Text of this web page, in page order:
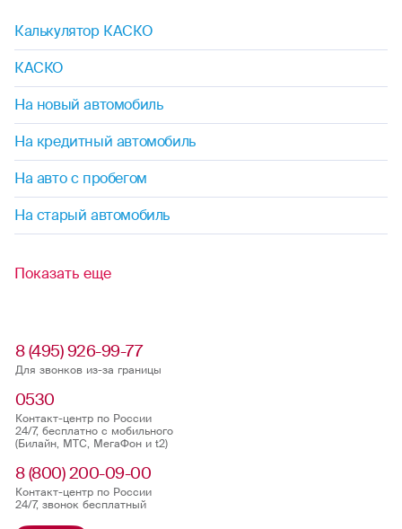
Калькулятор КАСКО
КАСКО
На новый автомобиль
На кредитный автомобиль
На авто с пробегом
На старый автомобиль
Показать еще
8 (495) 926-99-77
Для звонков из-за границы
0530
Контакт-центр по России
24/7, бесплатно с мобильного
(Билайн, МТС, МегаФон и t2)
8 (800) 200-09-00
Контакт-центр по России
24/7, звонок бесплатный